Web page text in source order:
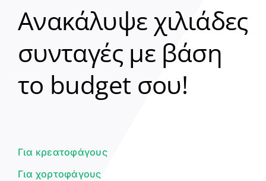
Ανακάλυψε χιλιάδες
συνταγές με βάση
το budget σου!
Για κρεατοφάγους
Για χορτοφάγους